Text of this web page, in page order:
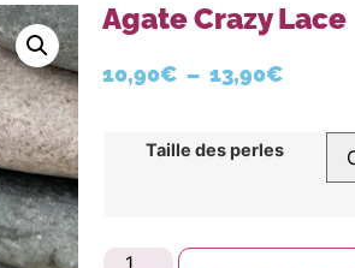
Agate Crazy Lace
10,90€ – 13,90€
Taille des perles